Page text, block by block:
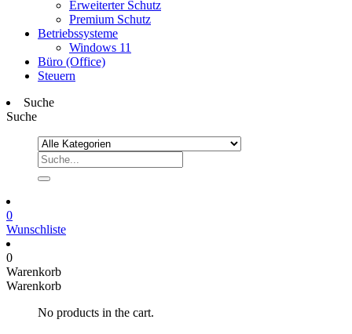
Erweiterter Schutz
Premium Schutz
Betriebssysteme
Windows 11
Büro (Office)
Steuern
Suche
Suche
0
Wunschliste
0
Warenkorb
Warenkorb
No products in the cart.